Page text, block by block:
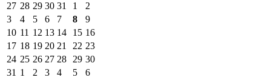
27 28 29 30 31 1
2
3
4 5 6 7 8
9
10 11 12 13 14 15 16
17 18 19 20 21 22 23
24 25 26 27 28 29 30
31 1 2 3 4 5 6